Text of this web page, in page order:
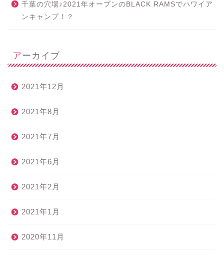
千葉の穴場♪2021年オープンのBLACK RAMSでハワイア
ンキャンプ！？
アーカイブ
2021年12月
2021年8月
2021年7月
2021年6月
2021年2月
2021年1月
2020年11月